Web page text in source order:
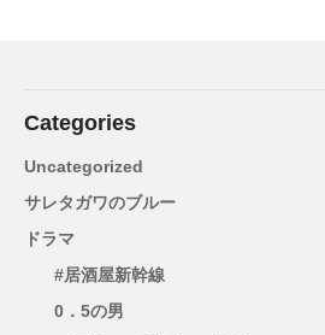
Categories
Uncategorized
サレタガワのブルー
ドラマ
#居酒屋新幹線
0．5の男